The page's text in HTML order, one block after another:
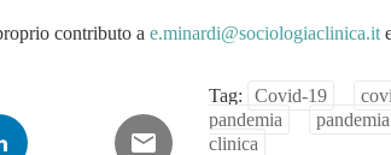
contributo a e.minardi@sociologiaclinica.it
Tag: Covid-19
pandemia
pandemia
clinica